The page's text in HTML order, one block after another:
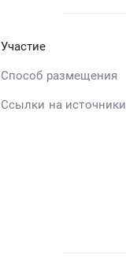
Участие
Способ размещения
Ссылки на источники